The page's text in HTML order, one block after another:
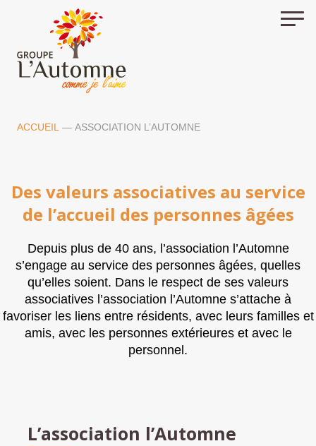
ACCUEIL — ASSOCIATION L’AUTOMNE
Des valeurs associatives au service
de l’accueil des personnes âgées
Depuis plus de 40 ans, l’association l’Automne
s’engage au service des personnes âgées, quelles
qu’elles soient. Dans le respect de ses valeurs
associatives l’association l’Automne s’attache à
favoriser les liens entre résidents, avec leurs familles et
amis, avec les personnes extérieures et avec le
personnel.
L’association l’Automne